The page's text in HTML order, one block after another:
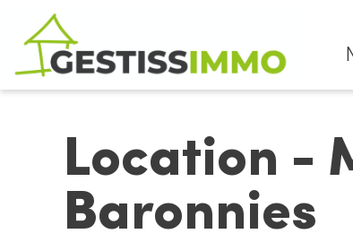
Location -
Baronnies